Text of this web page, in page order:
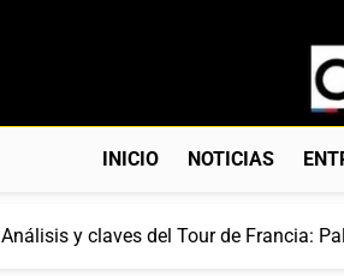
INICIO NOTICIAS
Análisis y claves del Tour de Francia: